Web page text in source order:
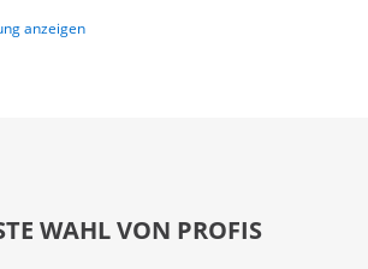
anzeigen
WAHL VON PROFIS